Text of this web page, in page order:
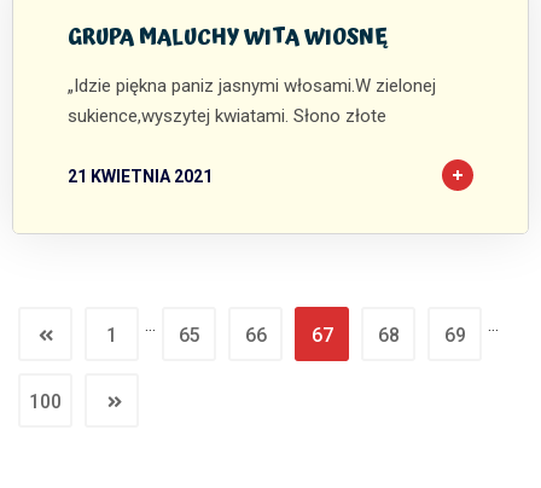
GRUPA MALUCHY WITA WIOSNĘ
„Idzie piękna paniz jasnymi włosami.W zielonej
sukience,wyszytej kwiatami. Słono złote
21 KWIETNIA 2021
1 … 65 66 67 68 69 …
100